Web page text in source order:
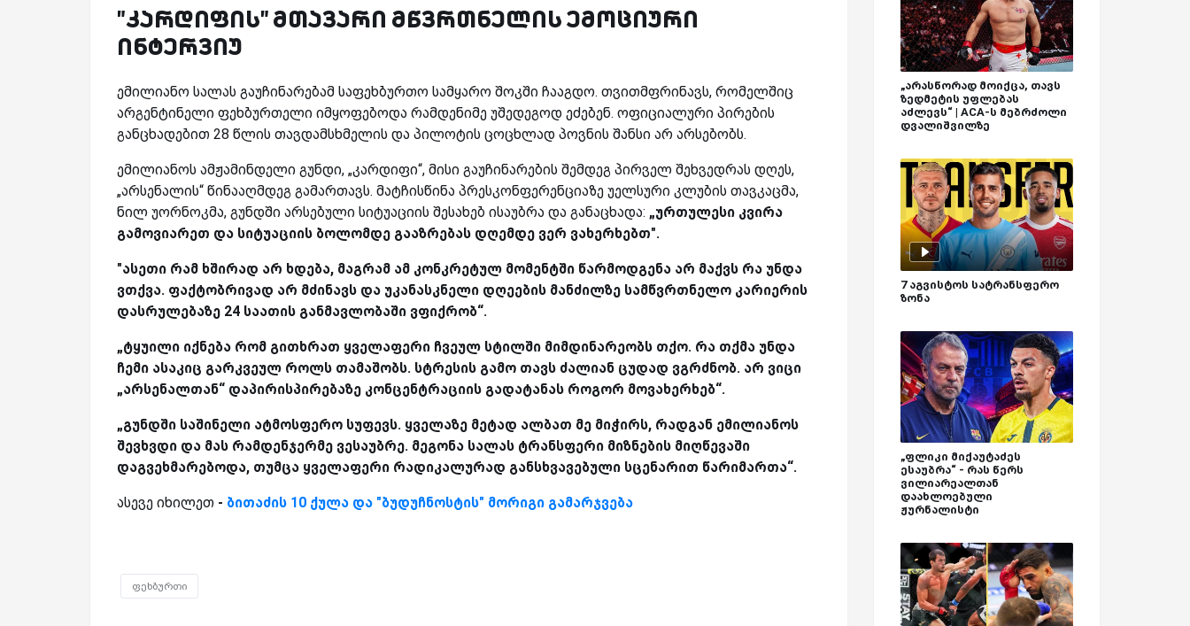
"კარდიფის" მთავარი მწვრთნელის ემოციური
ინტერვიუ
ემილიანო სალას გაუჩინარებამ საფეხბურთო სამყარო შოკში ჩააგდო. თვითმფრინავს, რომელშიც
არგენტინელი ფეხბურთელი იმყოფებოდა რამდენიმე უშედეგოდ ეძებენ. ოფიციალური პირების
განცხადებით 28 წლის თავდამსხმელის და პილოტის ცოცხლად პოვნის შანსი არ არსებობს.
ემილიანოს ამჟამინდელი გუნდი, „კარდიფი“, მისი გაუჩინარების შემდეგ პირველ შეხვედრას დღეს,
„არსენალის“ წინააღმდეგ გამართავს. მატჩისწინა პრესკონფერენციაზე უელსური კლუბის თავკაცმა,
ნილ უორნოკმა, გუნდში არსებული სიტუაციის შესახებ ისაუბრა და განაცხადა: „ურთულესი კვირა
გამოვიარეთ და სიტუაციის ბოლომდე გააზრებას დღემდე ვერ ვახერხებთ".
"ასეთი რამ ხშირად არ ხდება, მაგრამ ამ კონკრეტულ მომენტში წარმოდგენა არ მაქვს რა უნდა
ვთქვა. ფაქტობრივად არ მძინავს და უკანასკნელი დღეების მანძილზე სამწვრთნელო კარიერის
დასრულებაზე 24 საათის განმავლობაში ვფიქრობ“.
„ტყუილი იქნება რომ გითხრათ ყველაფერი ჩვეულ სტილში მიმდინარეობს თქო. რა თქმა უნდა
ჩემი ასაკიც გარკვეულ როლს თამაშობს. სტრესის გამო თავს ძალიან ცუდად ვგრძნობ. არ ვიცი
„არსენალთან“ დაპირისპირებაზე კონცენტრაციის გადატანას როგორ მოვახერხებ“.
„გუნდში საშინელი ატმოსფერო სუფევს. ყველაზე მეტად ალბათ მე მიჭირს, რადგან ემილიანოს
შევხვდი და მას რამდენჯერმე ვესაუბრე. მეგონა სალას ტრანსფერი მიზნების მიღწევაში
დაგვეხმარებოდა, თუმცა ყველაფერი რადიკალურად განსხვავებული სცენარით წარიმართა“.
ასევე იხილეთ - ბითაძის 10 ქულა და "ბუდუჩნოსტის" მორიგი გამარჯვება
ფეხბურთი
„არასწორად მოიქცა, თავს
ზედმეტის უფლებას
აძლევს“ | ACA-ს მებრძოლი
დვალიშვილზე
7 აგვისტოს სატრანსფერო
ზონა
„ფლიკი მიქაუტაძეს
ესაუბრა“ - რას წერს
ვილიარეალთან
დაახლოებული
ჟურნალისტი